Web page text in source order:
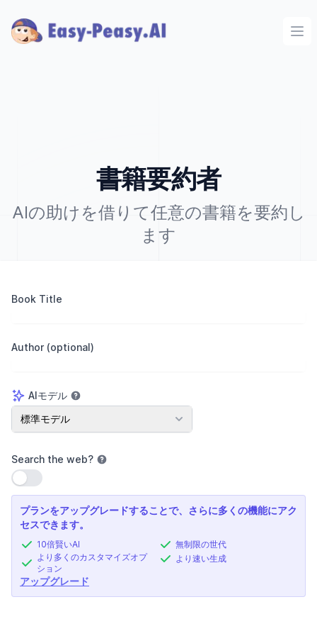
書籍要約者
AIの助けを借りて任意の書籍を要約し
ます
Book Title
Author (optional)
AIモデル
AIモデル
標準モデル
Search the web?
設定を使用
プランをアップグレードすることで、さらに多くの機能にアク
セスできます。
10倍賢いAI
より多くのカスタマイズオプ
ション
無制限の世代
より速い生成
アップグレード